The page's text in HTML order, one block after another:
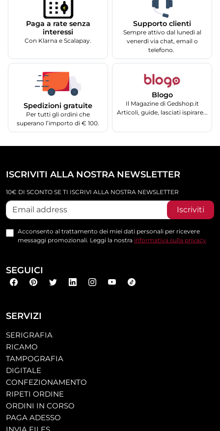
Paga a rate senza
interessi
Con Klarna e Scalapay.
Supporto clienti
Sempre attivo dal lunedì al
venerdì via chat, email o
telefono.
Spedizioni gratuite
Per tutti gli ordini che
superano l’importo di € 100.
Blogo
Il Magazine di Gedshop.it
Articoli, guide, lasciati ispirare...
SERVIZI
SERIGRAFIA
RICAMO
TAMPOGRAFIA
DIGITALE
CONFEZIONAMENTO
RIPETI ORDINE
ORDINI IN CORSO
PAGA ADESSO
ISCRIVITI ALLA NOSTRA NEWSLETTER
10€ DI SCONTO SE TI ISCRIVI ALLA NOSTRA NEWSLETTER
Iscriviti
Acconsento al trattamento dei miei dati personali per ricevere
messaggi promozionali. Leggi la nostra informativa sulla privacy
SEGUICI